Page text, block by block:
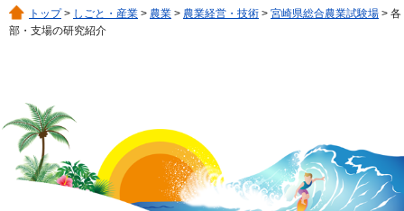
トップ> しごと・産業 > 農業 > 農業経営・技術 > 宮崎県総合農業試験場 > 各
部・支場の研究紹介